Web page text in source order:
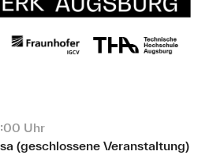
Uhr
(geschlossene Veranstaltung)